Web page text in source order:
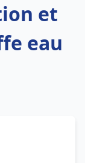
et
eau